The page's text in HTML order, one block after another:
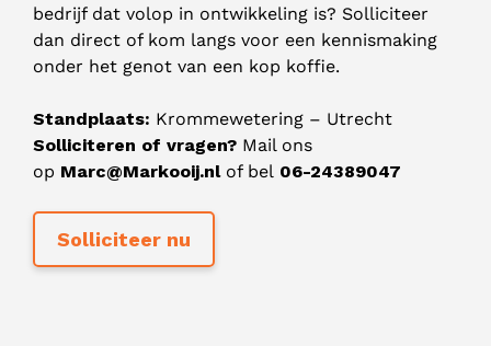
bedrijf dat volop in ontwikkeling is? Solliciteer
dan direct of kom langs voor een kennismaking
onder het genot van een kop koffie.
Standplaats: Krommewetering – Utrecht
Solliciteren of vragen? Mail ons
op Marc@Markooij.nlof bel 06-24389047